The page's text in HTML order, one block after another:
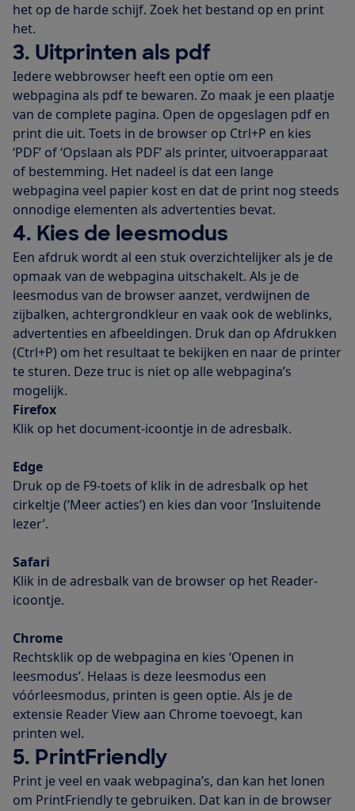
het op de harde schijf. Zoek het bestand op en print
het.
3. Uitprinten als pdf
Iedere webbrowser heeft een optie om een
webpagina als pdf te bewaren. Zo maak je een plaatje
van de complete pagina. Open de opgeslagen pdf en
print die uit. Toets in de browser op Ctrl+P en kies
‘PDF’ of ‘Opslaan als PDF’ als printer, uitvoerapparaat
of bestemming. Het nadeel is dat een lange
webpagina veel papier kost en dat de print nog steeds
onnodige elementen als advertenties bevat.
4. Kies de leesmodus
Een afdruk wordt al een stuk overzichtelijker als je de
opmaak van de webpagina uitschakelt. Als je de
leesmodus van de browser aanzet, verdwijnen de
zijbalken, achtergrondkleur en vaak ook de weblinks,
advertenties en afbeeldingen. Druk dan op Afdrukken
(Ctrl+P) om het resultaat te bekijken en naar de printer
te sturen. Deze truc is niet op alle webpagina’s
mogelijk.
Firefox
Klik op het document-icoontje in de adresbalk.
Edge
Druk op de F9-toets of klik in de adresbalk op het
cirkeltje (‘Meer acties’) en kies dan voor ‘Insluitende
lezer’.
Safari
Klik in de adresbalk van de browser op het Reader-
icoontje.
Chrome
Rechtsklik op de webpagina en kies ‘Openen in
leesmodus’. Helaas is deze leesmodus een
vóórleesmodus, printen is geen optie. Als je de
extensie Reader View aan Chrome toevoegt, kan
printen wel.
5. PrintFriendly
Print je veel en vaak webpagina’s, dan kan het lonen
om PrintFriendly te gebruiken. Dat kan in de browser